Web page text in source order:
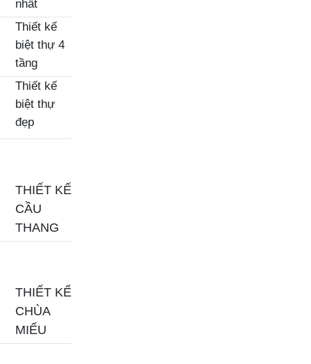
nhất
Thiết kế
biệt thự 4
tầng
Thiết kế
biệt thự
đẹp
THIẾT KẾ
CẦU
THANG
THIẾT KẾ
CHÙA
MIẾU